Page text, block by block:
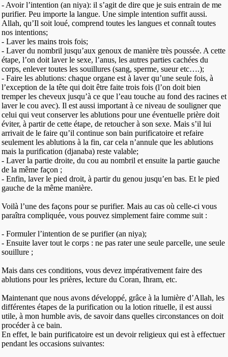
- Avoir l’intention (an niya): il s’agit de dire que je suis entrain de me
purifier. Peu importe la langue. Une simple intention suffit aussi.
Allah, qu’Il soit loué, comprend toutes les langues et connaît toutes
nos intentions;
- Laver les mains trois fois;
- Laver du nombril jusqu’aux genoux de manière très poussée. A cette
étape, l’on doit laver le sexe, l’anus, les autres parties cachées du
corps, enlever toutes les souillures (sang, sperme, sueur etc….);
- Faire les ablutions: chaque organe est à laver qu’une seule fois, à
l’exception de la tête qui doit être faite trois fois (l’on doit bien
tremper les cheveux jusqu’à ce que l’eau touche au fond des racines et
laver le cou avec). Il est aussi important à ce niveau de souligner que
celui qui veut conserver les ablutions pour une éventuelle prière doit
éviter, à partir de cette étape, de retoucher à son sexe. Mais s’il lui
arrivait de le faire qu’il continue son bain purificatoire et refaire
seulement les ablutions à la fin, car cela n’annule que les ablutions
mais la purification (djanaba) reste valable;
- Laver la partie droite, du cou au nombril et ensuite la partie gauche
de la même façon ;
- Enfin, laver le pied droit, à partir du genou jusqu’en bas. Et le pied
gauche de la même manière.
Voilà l’une des façons pour se purifier. Mais au cas où celle-ci vous
paraîtra compliquée, vous pouvez simplement faire comme suit :
- Formuler l’intention de se purifier (an niya);
- Ensuite laver tout le corps : ne pas rater une seule parcelle, une seule
souillure ;
Mais dans ces conditions, vous devez impérativement faire des
ablutions pour les prières, lecture du Coran, Ihram, etc.
Maintenant que nous avons développé, grâce à la lumière d’Allah, les
différentes étapes de la purification ou la lotion rituelle, il est aussi
utile, à mon humble avis, de savoir dans quelles circonstances on doit
procéder à ce bain.
En effet, le bain purificatoire est un devoir religieux qui est à effectuer
pendant les occasions suivantes: